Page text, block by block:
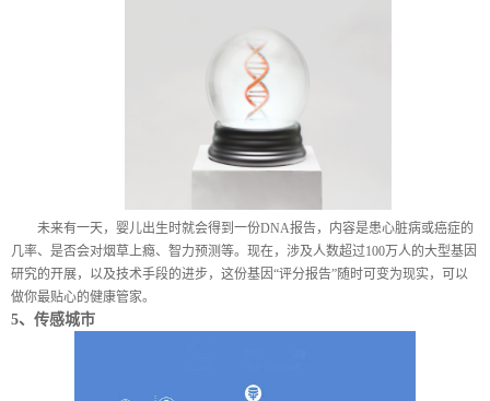
未来有一天，婴儿出生时就会得到一份DNA报告，内容是患心脏病或癌症的
几率、是否会对烟草上瘾、智力预测等。现在，涉及人数超过100万人的大型基因
研究的开展，以及技术手段的进步，这份基因“评分报告”随时可变为现实，可以
做你最贴心的健康管家。
5、传感城市